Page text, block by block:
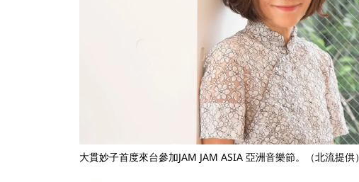
大貫妙子首度來台參加JAM JAM ASIA 亞洲音樂節。（北流提供）